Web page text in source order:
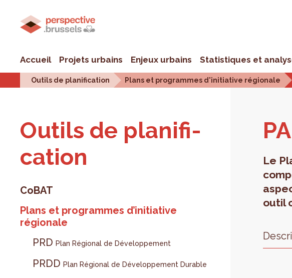
Accueil Projets urbains Enjeux urbains Statistiques et
Outils de planification Plans et programmes d'initiative régionale
Outils de pla­ni­fi­
ca­tion
CoBAT
Plans et programmes d’initiative
régionale
PRD Plan Régional de Développement
PRDD Plan Régional de Développement Durable
Le
outil